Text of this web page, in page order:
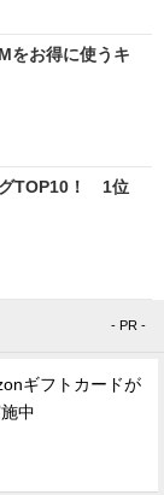
をお得に使うキ
グTOP10！ 1位
- PR -
ギフトカードが
中